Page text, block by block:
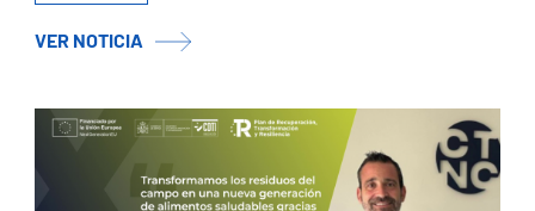
VER NOTICIA